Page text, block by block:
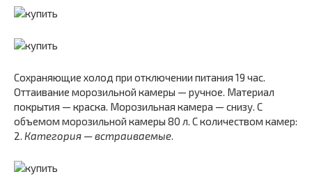
Сохраняющие холод при отключении питания 19 час.
Оттаивание морозильной камеры — ручное. Материал
покрытия — краска. Морозильная камера — снизу. С
объемом морозильной камеры 80 л. С количеством камер:
2. Категория — встраиваемые.